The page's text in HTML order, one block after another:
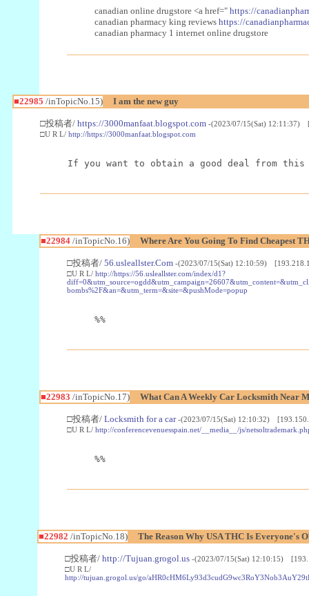
canadian online drugstore <a href=" https://
canadian pharmacy king reviews https://
canadian pharmacy 1 internet online drugstore
■22985 /inTopicNo.15) I am the new guy
□投稿者/ https://3000manfaat.blogspot.com -(2023/07/15(Sat) 12:11:37)
□U R L/ http://https://3000manfaat.blogspot.com
If you want to obtain a good deal from this
■22984/inTopicNo.16) Where Are You Going To Find Cheapest
□投稿者/ 56.usleallster.Com -(2023/07/15(Sat) 12:10:59)
□U R L/ http://https://56.usleallster.com/index/d1?
bombs%2F&an=&utm_term=&site=&pushMode=popup
%%
■22983 /inTopicNo.17) What Can A Weekly Car Locksmith Near
□投稿者/ Locksmith for a car -(2023/07/15(Sat) 12:10:32)
□U R L/ http://conferencevenuesspain.net/__media__/js/
%%
■22982 /inTopicNo.18) The Reason Why USA THC Is Everyone's
□投稿者/ http://Tujuan.grogol.us -(2023/07/15(Sat) 12:10:15)
□U R L/
http://tujuan.grogol.us/go/